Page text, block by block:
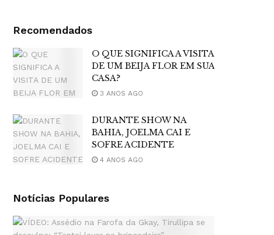
Recomendados
O QUE SIGNIFICA A VISITA
DE UM BEIJA FLOR EM SUA
CASA?
3 ANOS AGO
DURANTE SHOW NA
BAHIA, JOELMA CAI E
SOFRE ACIDENTE
4 ANOS AGO
Notícias Populares